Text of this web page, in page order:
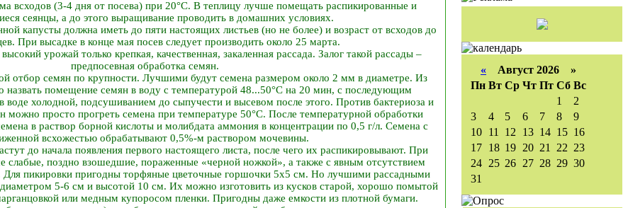
всходов (3-4 дня от посева) при 20°C. В теплицу лучше помещать распикированные и
сеянцы, а до этого выращивание проводить в домашних условиях.
капусты должна иметь до пяти настоящих листьев (но не более) и возраст от всходов до
При высадке в конце мая посев следует производить около 25 марта.
урожай только крепкая, качественная, закаленная рассада. Залог такой рассады –
предпосевная обработка семян.
отбор семян по крупности. Лучшими будут семена размером около 2 мм в диаметре. Из
назвать помещение семян в воду с температурой 48...50°C на 20 мин, с последующим
воде холодной, подсушиванием до сыпучести и высевом после этого. Против бактериоза и
можно просто прогреть семена при температуре 50°C. После температурной обработки
в раствор борной кислоты и молибдата аммония в концентрации по 0,5 г/л. Семена с
всхожестью обрабатывают 0,5%-м раствором мочевины.
до начала появления первого настоящего листа, после чего их распикировывают. При
слабые, поздно взошедшие, пораженные «черной ножкой», а также с явным отсутствием
Для пикировки пригодны торфяные цветочные горшочки 5х5 см. Но лучшими рассадными
5-6 см и высотой 10 см. Их можно изготовить из кусков старой, хорошо помытой
или медным купоросом пленки. Пригодны даже емкости из плотной бумаги.
« Август 2026 »
Пн Вт Ср Чт Пт Сб Вс
1
2
3
4 5 6 7 8
9
10 11 12 13 14 15 16
17 18 19 20 21 22 23
24 25 26 27 28 29 30
31